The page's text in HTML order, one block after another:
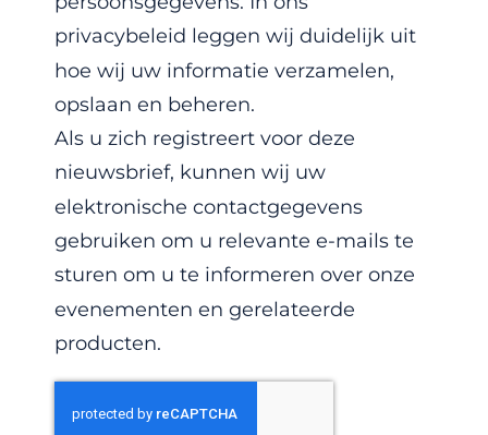
privacybeleid leggen wij duidelijk uit
hoe wij uw informatie verzamelen,
opslaan en beheren.
Als u zich registreert voor deze
nieuwsbrief, kunnen wij uw
elektronische contactgegevens
gebruiken om u relevante e-mails te
sturen om u te informeren over onze
evenementen en gerelateerde
producten.